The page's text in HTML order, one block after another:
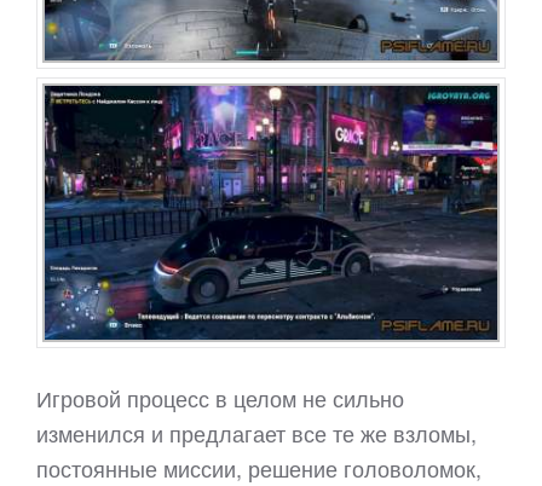
Игровой процесс в целом не сильно
изменился и предлагает все те же взломы,
постоянные миссии, решение головоломок,